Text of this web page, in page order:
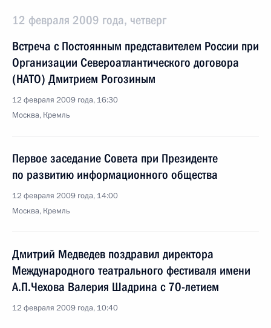
12 февраля 2009 года, четверг
Встреча с Постоянным представителем России при
Организации Североатлантического договора
(НАТО) Дмитрием Рогозиным
12 февраля 2009 года, 16:30
Москва, Кремль
Первое заседание Совета при Президенте
по развитию информационного общества
12 февраля 2009 года, 14:00
Москва, Кремль
Дмитрий Медведев поздравил директора
Международного театрального фестиваля имени
А.П.Чехова Валерия Шадрина с 70-летием
12 февраля 2009 года, 10:40